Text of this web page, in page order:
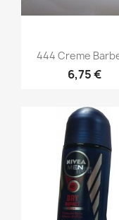
444 Creme
6,75 €